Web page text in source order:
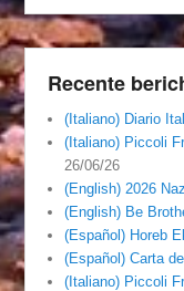
Recente
(Italiano) Diario
(Italiano) Piccoli
26/06/26
(English) 2026
(English) Be
(Español) Horeb
(Español) Carta
(Italiano) Piccoli